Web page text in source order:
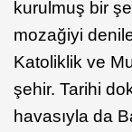
kurulmuş bir
mozağiyi
Katoliklik ve
şehir. Tarihi
havasıyla da